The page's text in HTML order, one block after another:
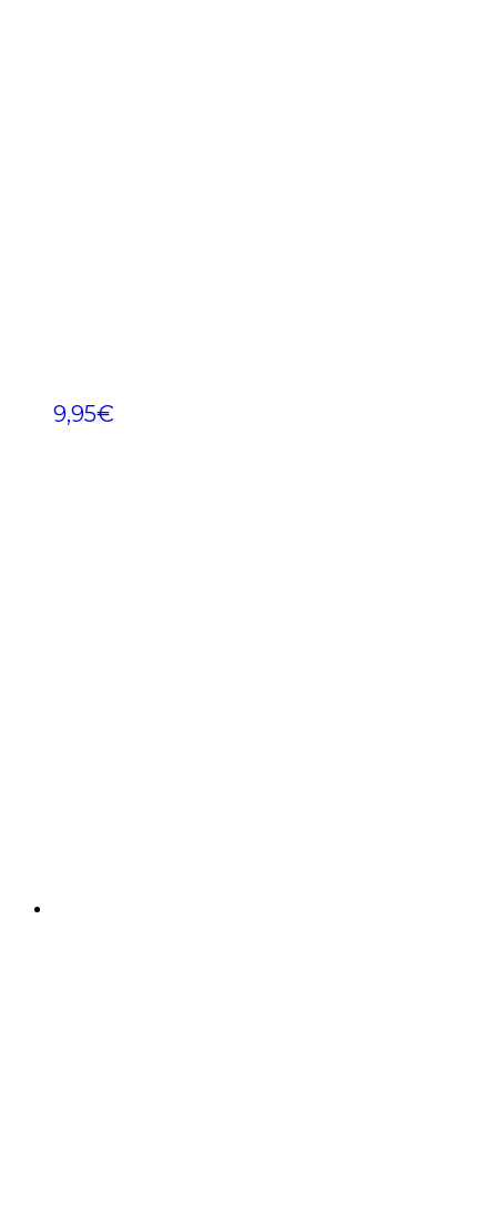
9,95€